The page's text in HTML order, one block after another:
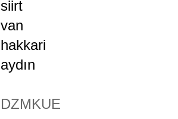
siirt
van
hakkari
aydın
DZMKUE